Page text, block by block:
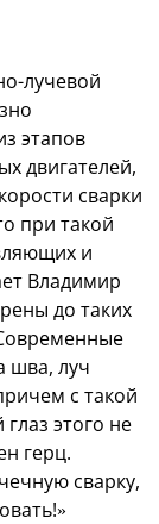
лучевой
этапов
двигателей,
сварки
при такой
и
Владимир
до таких
шва, луч
с такой
этого не
герц.
сварку,